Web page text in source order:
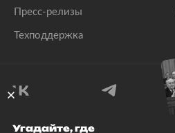
Пресс-релизы
Техподдержка
Угадайте, где